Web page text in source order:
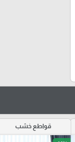
قواطع خشب